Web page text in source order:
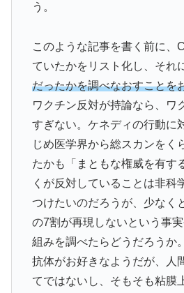
う。
このような記事を書く前に、
ていたかをリスト化し、それ
だったかを調べなおすことを
ワクチン反対が持論なら、ワ
すぎない。ケネディの行動に
じめ医学界から総スカンをく
たかも「まともな権威を有す
くが反対していることは非科
つけたいのだろうが、少なく
の7割が再現しないという事
組みを調べたらどうだろうか。
抗体がお好きなようだが、人
てではないし、そもそも粘膜